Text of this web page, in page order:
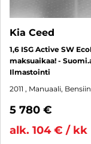
Kia Ceed
1,6 ISG Active SW
maksuaikaa! -
Ilmastointi
2011 , Manuaali,
5 780 €
alk. 104 € / kk